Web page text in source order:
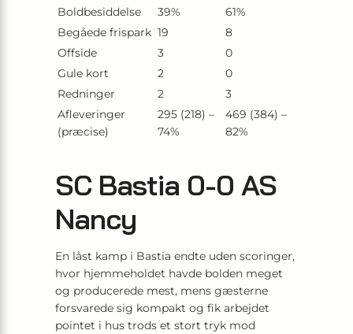
Boldbesiddelse
39%
61%
Begåede frispark 19
8
Offside
3
0
Gule kort
2
0
Redninger
2
3
Afleveringer
(præcise)
295 (218) –
74%
469 (384) –
82%
SC Bastia 0-0 AS
Nancy
En låst kamp i Bastia endte uden scoringer,
hvor hjemmeholdet havde bolden meget
og producerede mest, mens gæsterne
forsvarede sig kompakt og fik arbejdet
pointet i hus trods et stort tryk mod